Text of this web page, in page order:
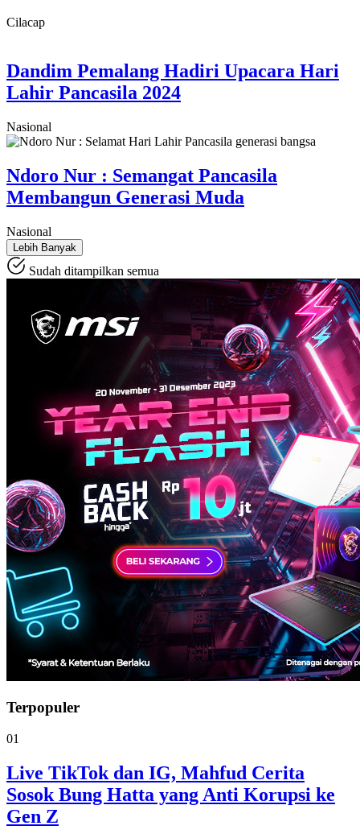
Cilacap
Dandim Pemalang Hadiri Upacara Hari
Lahir Pancasila 2024
Nasional
Ndoro Nur : Semangat Pancasila
Membangun Generasi Muda
Nasional
Lebih Banyak
Sudah ditampilkan semua
Terpopuler
01
Live TikTok dan IG, Mahfud Cerita
Sosok Bung Hatta yang Anti Korupsi ke
Gen Z